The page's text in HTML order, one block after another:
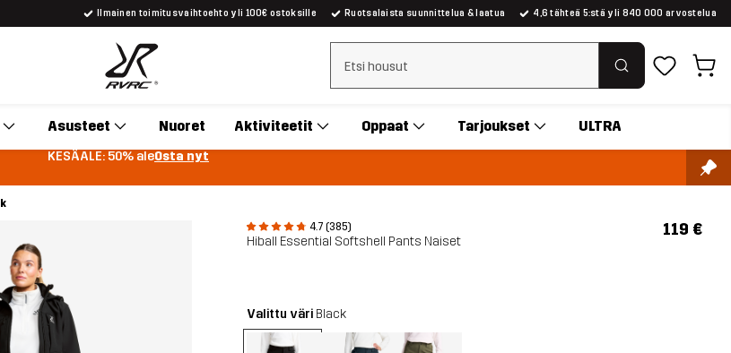
Ilmainen toimitusvaihtoehto yli 100€ ostoksille Ruotsalaista suunnittelua & laatua 4,6 tähteä 5:stä yli 840 000 arvostelua
Tyhjennä haku
Asusteet Nuoret Aktiviteetit Oppaat Tarjoukset ULTRA
KESÄALE: 50% aleOsta nyt
4.7 (385)
Hiball Essential Softshell Pants Naiset
119 €
Valittu väri Black